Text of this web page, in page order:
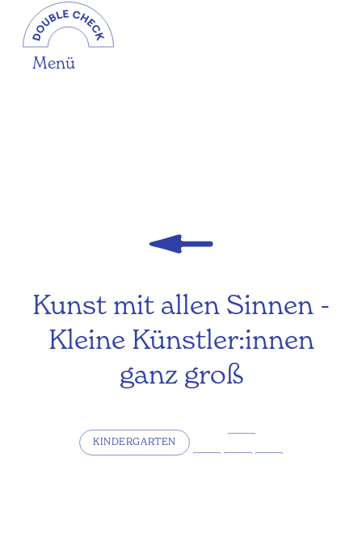
Menü
Kunst mit allen Sinnen -
Kleine Künstler:innen
ganz groß
KINDERGARTEN